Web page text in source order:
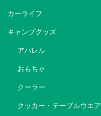
カーライフ
キャンプグッズ
アパレル
おもちゃ
クーラー
クッカー・テーブルウエア